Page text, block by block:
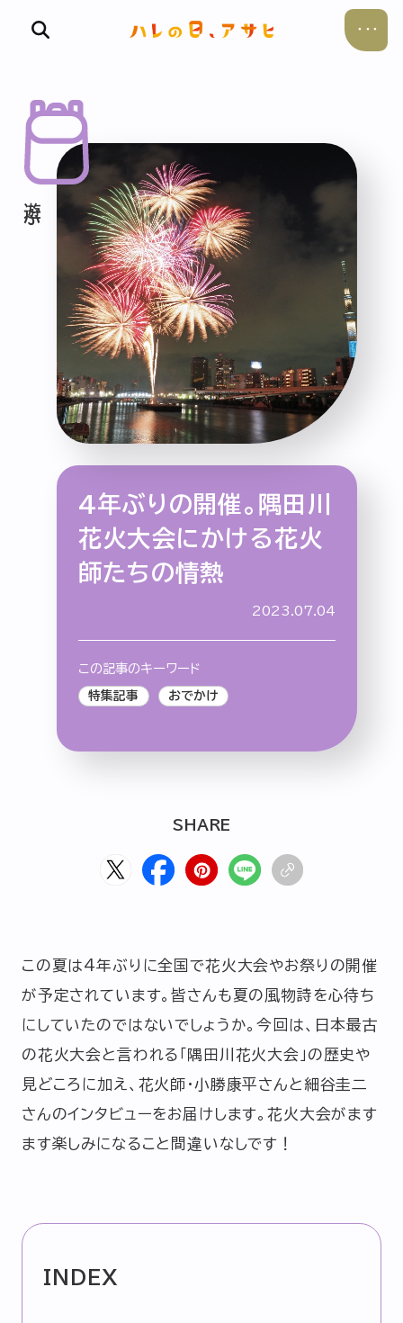
食べる
飲む
暮らす
遊ぶ
考える
特集記事 連載 アサヒの人 歴史
夏のビール特集2025 ビール
お酒との付き合い方 ウイスキー
みんなで乾杯 アサヒのひと図鑑
特別なおやつ時間 エノテカ
ABOUT
公式Xアカウント
アサヒグループ公式チャンネル
4年ぶりの開催。隅田川
花火大会にかける花火
師たちの情熱
2023.07.04
この記事のキーワード
特集記事 おでかけ
SHARE
この夏は4年ぶりに全国で花火大会やお祭りの開催
が予定されています。皆さんも夏の風物詩を心待ち
にしていたのではないでしょうか。今回は、日本最古
の花火大会と言われる「隅田川花火大会」の歴史や
見どころに加え、花火師・小勝康平さんと細谷圭二
さんのインタビューをお届けします。花火大会がます
ます楽しみになること間違いなしです！
INDEX